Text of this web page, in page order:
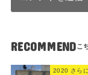
RECOMMEND
2020 さら